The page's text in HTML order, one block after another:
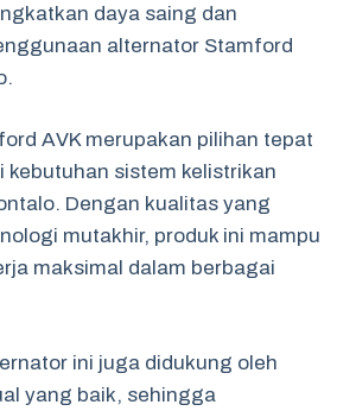
daya saing dan
alternator Stamford
AVK merupakan pilihan tepat
kebutuhan sistem kelistrikan
Dengan kualitas yang
mutakhir, produk ini mampu
maksimal dalam berbagai
ini juga didukung oleh
yang baik, sehingga